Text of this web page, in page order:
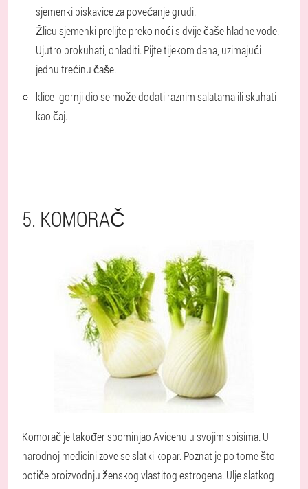
sjemenki piskavice za povećanje grudi.
Žlicu sjemenki prelijte preko noći s dvije čaše hladne vode.
Ujutro prokuhati, ohladiti. Pijte tijekom dana, uzimajući
jednu trećinu čaše.
klice- gornji dio se može dodati raznim salatama ili skuhati
kao čaj.
5. KOMORAČ
Komorač je također spominjao Avicenu u svojim spisima. U
narodnoj medicini zove se slatki kopar. Poznat je po tome što
potiče proizvodnju ženskog vlastitog estrogena. Ulje slatkog